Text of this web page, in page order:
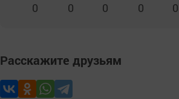
0 0 0 0 0
Расскажите друзьям